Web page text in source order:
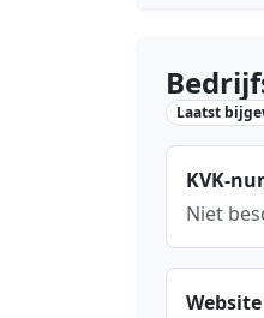
Laatst
KVK-
Niet
Website